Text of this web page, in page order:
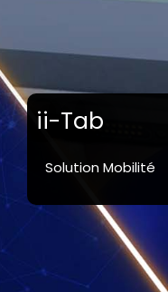
ii-Tab
Solution Mobilité